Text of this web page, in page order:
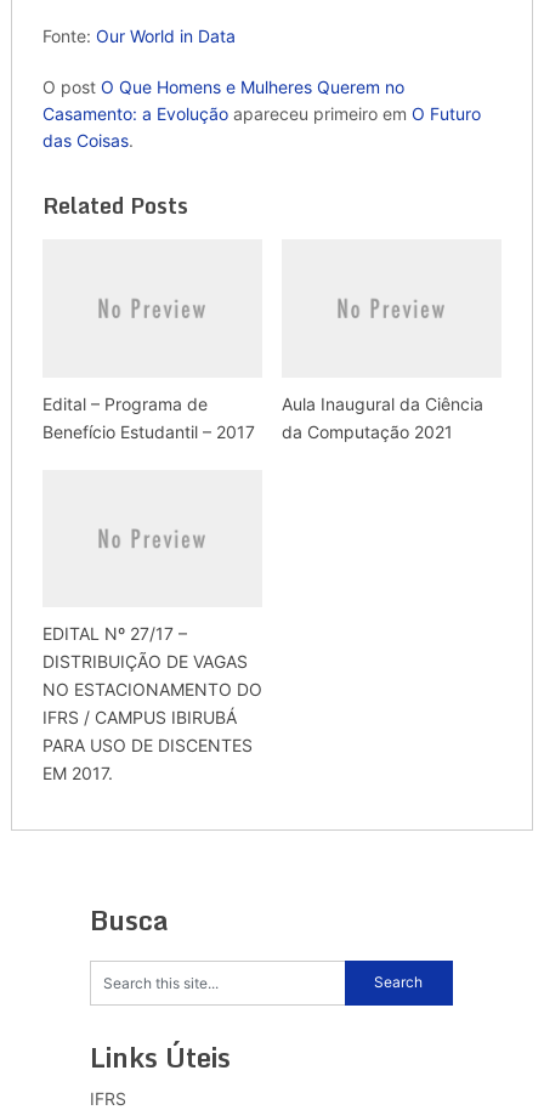
Fonte: Our World in Data
O post O Que Homens e Mulheres Querem no
Casamento: a Evoluçãoapareceu primeiro em O Futuro
das Coisas.
Related Posts
Edital – Programa de
Benefício Estudantil – 2017
Aula Inaugural da Ciência
da Computação 2021
EDITAL Nº 27/17 –
DISTRIBUIÇÃO DE VAGAS
NO ESTACIONAMENTO DO
IFRS / CAMPUS IBIRUBÁ
PARA USO DE DISCENTES
EM 2017.
Busca
Links Úteis
IFRS